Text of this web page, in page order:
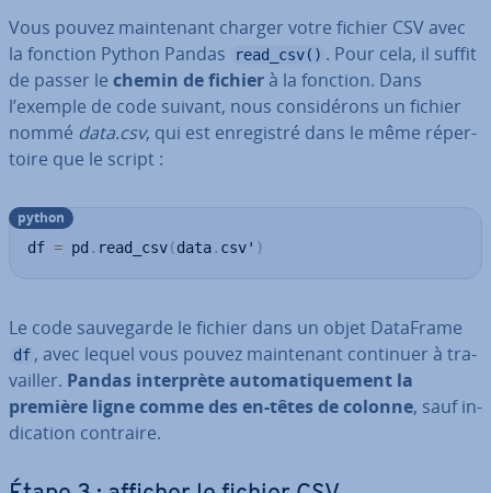
Vous pouvez main­te­nant charger votre fichier CSV avec
la fonction Python Pandas
read_csv() . Pour cela, il suffit
de passer le chemin de fichierà la fonction. Dans
l’exemple de code suivant, nous con­si­dé­rons un fichier
nommé data.csv, qui est en­re­gis­tré dans le même ré­per­
toire que le script :
df = pd . read_csv(data. csv' )
python
Le code sau­ve­garde le fichier dans un objet DataFrame
df , avec lequel vous pouvez main­te­nant continuer à tra­
vail­ler. Pandas in­ter­prète au­to­ma­ti­que­ment la
première ligne comme des en-têtes de colonne, sauf in­
di­ca­tion contraire.